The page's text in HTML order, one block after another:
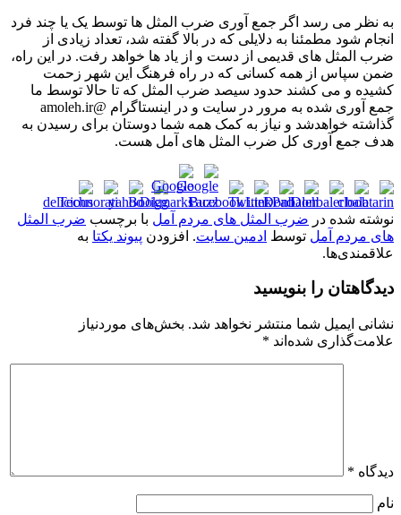
به نظر می رسد اگر جمع آوری ضرب المثل ها توسط یک یا چند فرد
انجام شود مطمئنا به دلایلی که در بالا گفته شد، تعداد زیادی از
ضرب المثل های قدیمی از دست و از یاد ها خواهد رفت. در این راه،
ضمن سپاس از همه کسانی که در راه فرهنگ این شهر زحمت
کشیده و می کشند حدود سیصد ضرب المثل که تا حالا توسط ما
جمع آوری شده به مرور در سایت و در اینستاگرام @amoleh.ir
گذاشته خواهدشد و نیاز به کمک همه شما دوستان برای رسیدن به
هدف جمع آوری کل ضرب المثل های آمل هست.
نوشته شده در ضرب المثل های مردم آمل با برچسب ضرب المثل
های مردم آمل توسط ادمین سایت. افزودن پیوند یکتا به
علاقمندی‌ها.
دیدگاهتان را بنویسید
نشانی ایمیل شما منتشر نخواهد شد. بخش‌های موردنیاز
علامت‌گذاری شده‌اند *
دیدگاه *
نام